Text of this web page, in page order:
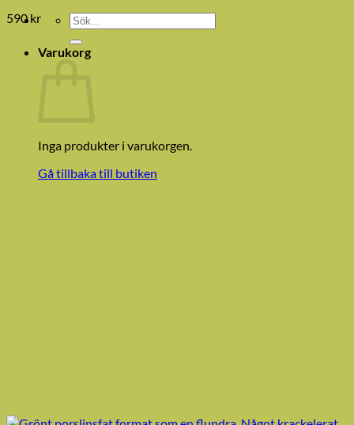
Sök
efter:
Varukorg
Inga produkter i varukorgen.
Gå tillbaka till butiken
590kr